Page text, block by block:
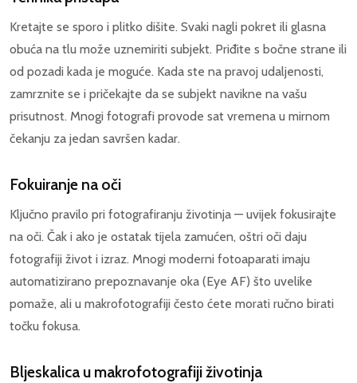
Kretajte se sporo i plitko dišite. Svaki nagli pokret ili glasna
obuća na tlu može uznemiriti subjekt. Priđite s bočne strane ili
od pozadi kada je moguće. Kada ste na pravoj udaljenosti,
zamrznite se i pričekajte da se subjekt navikne na vašu
prisutnost. Mnogi fotografi provode sat vremena u mirnom
čekanju za jedan savršen kadar.
Fokuiranje na oči
Ključno pravilo pri fotografiranju životinja — uvijek fokusirajte
na oči. Čak i ako je ostatak tijela zamućen, oštri oči daju
fotografiji život i izraz. Mnogi moderni fotoaparati imaju
automatizirano prepoznavanje oka (Eye AF) što uvelike
pomaže, ali u makrofotografiji često ćete morati ručno birati
točku fokusa.
Bljeskalica u makrofotografiji životinja